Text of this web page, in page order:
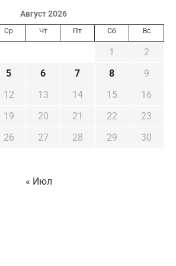
Август 2026
Ср Чт Пт Сб Вс
1
2
5 6 7 8
9
12 13 14 15
16
19 20 21 22
23
26 27 28 29
30
« Июл